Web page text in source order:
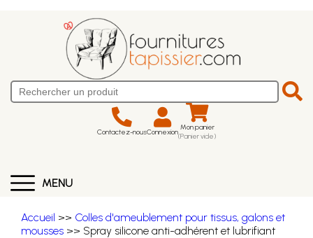
Contactez-nousConnexion Mon panier
(Panier vide)
MENU
Accueil >> Colles d'ameublement pour tissus, galons et
mousses >> Spray silicone anti-adhérent et lubrifiant